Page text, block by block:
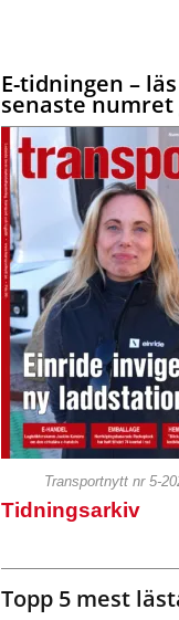
E-tidningen – läs
senaste
Transportnytt nr 5-
Tidningsarkiv
Topp 5 mest